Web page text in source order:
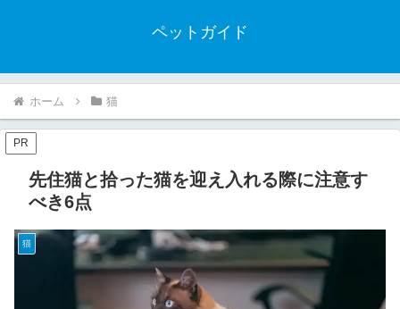
ペットガイド
ホーム 猫
PR
先住猫と拾った猫を迎え入れる際に注意す
べき6点
猫